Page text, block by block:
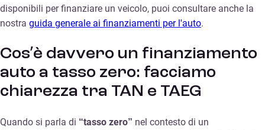
disponibili per finanziare un veicolo, puoi consultare anche la
nostra guida generale ai finanziamenti per l'auto.
Cos’è davvero un finanziamento
auto a tasso zero: facciamo
chiarezza tra TAN e TAEG
Quando si parla di “tasso zero” nel contesto di un